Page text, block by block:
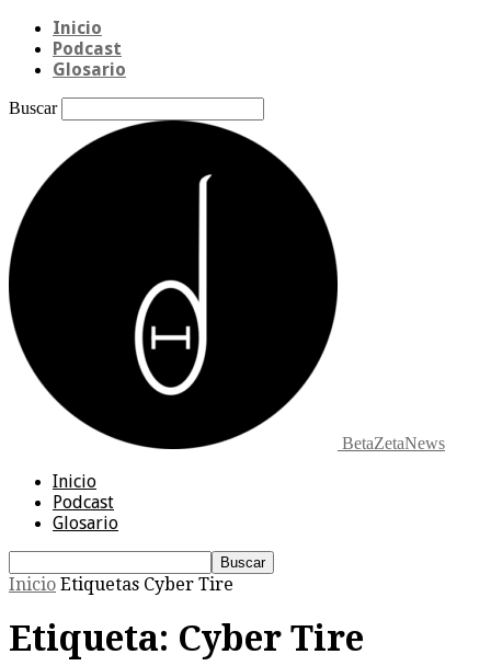
Inicio
Podcast
Glosario
Buscar
BetaZetaNews
Inicio
Podcast
Glosario
Inicio Etiquetas Cyber Tire
Etiqueta: Cyber Tire